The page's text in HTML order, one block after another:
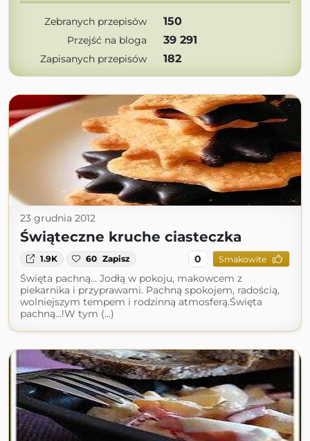
Zebranych przepisów 150
Przejść na bloga 39 291
Zapisanych przepisów 182
23 grudnia 2012
Świąteczne kruche ciasteczka
1.9K 60 Zapisz 0 Smakowite
Święta pachną... Jodłą w pokoju, makowcem z
piekarnika i przyprawami. Pachną spokojem, radością,
wolniejszym tempem i rodzinną atmosferą.Święta
pachną...!W tym (...)